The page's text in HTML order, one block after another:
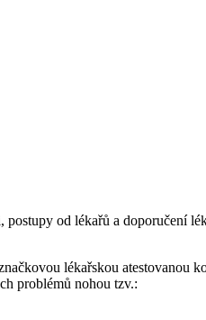
od lékařů a doporučení
lékařskou
problémů nohou tzv.: